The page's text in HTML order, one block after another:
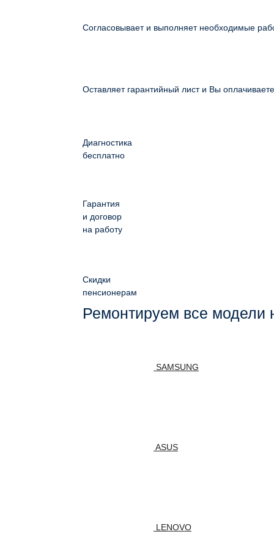
Согласовывает и выполняет необходимые
Оставляет гарантийный лист и Вы оплачиваете
Диагностика
бесплатно
Гарантия
и договор
на работу
Скидки
пенсионерам
Ремонтируем все модели
SAMSUNG
ASUS
LENOVO